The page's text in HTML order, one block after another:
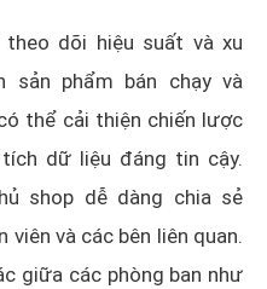
dõi hiệu suất và xu
sản phẩm bán chạy và
thể cải thiện chiến lược
dữ liệu đáng tin cậy.
shop dễ dàng chia sẻ
và các bên liên quan.
giữa các phòng ban như